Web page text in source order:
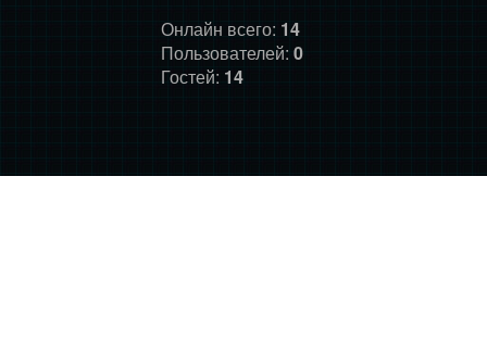
Онлайн всего: 14
Пользователей: 0
Гостей: 14